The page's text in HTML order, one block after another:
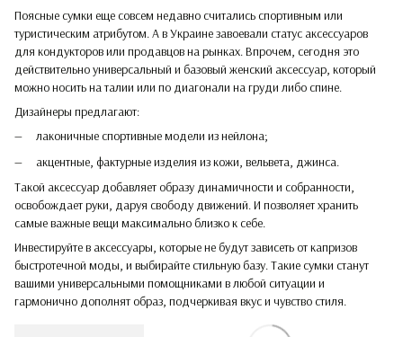
Поясные сумки еще совсем недавно считались спортивным или
туристическим атрибутом. А в Украине завоевали статус аксессуаров
для кондукторов или продавцов на рынках. Впрочем, сегодня это
действительно универсальный и базовый женский аксессуар, который
можно носить на талии или по диагонали на груди либо спине.
Дизайнеры предлагают:
лаконичные спортивные модели из нейлона;
акцентные, фактурные изделия из кожи, вельвета, джинса.
Такой аксессуар добавляет образу динамичности и собранности,
освобождает руки, даруя свободу движений. И позволяет хранить
самые важные вещи максимально близко к себе.
Инвестируйте в аксессуары, которые не будут зависеть от капризов
быстротечной моды, и выбирайте стильную базу. Такие сумки станут
вашими универсальными помощниками в любой ситуации и
гармонично дополнят образ, подчеркивая вкус и чувство стиля.